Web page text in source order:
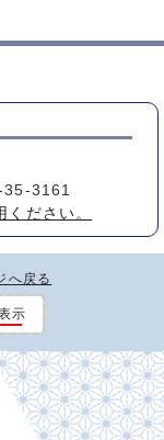
3161
ださい。
へ戻る
示